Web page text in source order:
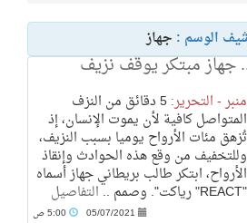
الوسم : جهاز
جهاز مبتكر يوقف نزيف
منبر - التحرير: 5 دقائق من النزف
المتواصل كافية لأن يموت الإنسان، إذ
تُزهق مئات الأرواح يوميا بسبب النزيف،
وللتخفيف من وقع هذه الحوادث وإنقاذ
الأرواح، ابتكر طالب بريطاني جهاز أسماه
"REACT" رياكت". وصمم .. التفاصيل
05/07/2021